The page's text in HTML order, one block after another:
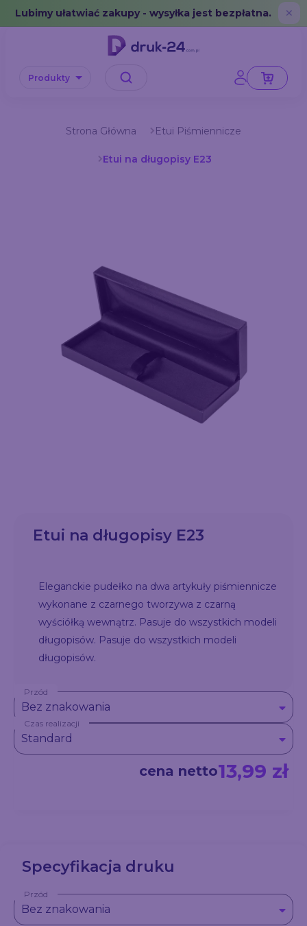
Error: No data in cache or invalid format
Lubimy ułatwiać zakupy - wysyłka jest bezpłatna. ✕
Produkty
Strona Główna Etui Piśmiennicze
Etui na długopisy E23
Etui na długopisy E23
Eleganckie pudełko na dwa artykuły piśmiennicze
wykonane z czarnego tworzywa z czarną
wyściółką wewnątrz. Pasuje do wszystkich modeli
długopisów. Pasuje do wszystkich modeli
długopisów.
Przód
Bez znakowania
Czas realizacji
Standard
cena netto13,99 zł
Specyfikacja druku
Przód
Bez znakowania